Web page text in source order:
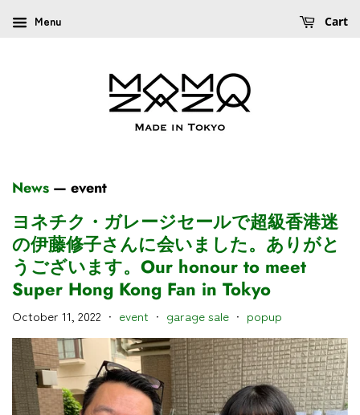
Menu Cart
News — event
ヨネチク・ガレージセールで超級香港迷
の伊藤修子さんに会いました。ありがと
うございます。Our honour to meet
Super Hong Kong Fan in Tokyo
October 11, 2022 • event • garage sale • popup